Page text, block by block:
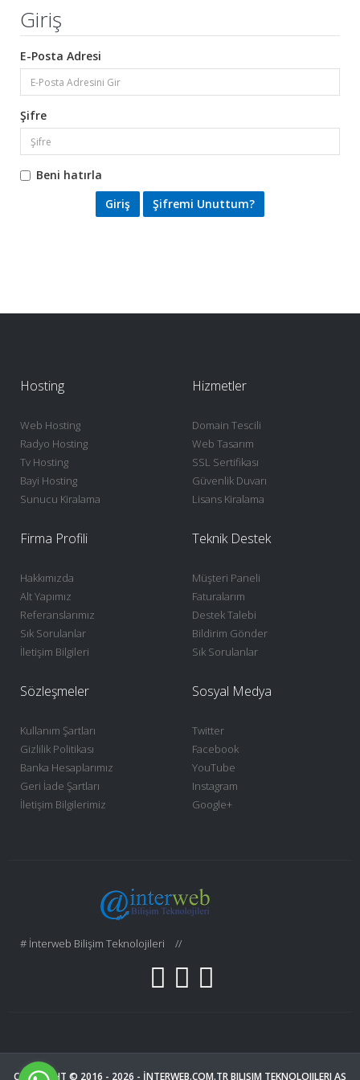
Giriş
E-Posta Adresi
Şifre
Beni hatırla
Şifremi Unuttum?
Hosting
Web Hosting
Radyo Hosting
Tv Hosting
Bayi Hosting
Sunucu Kiralama
Hizmetler
Domain Tescili
Web Tasarım
SSL Sertifikası
Güvenlik Duvarı
Lisans Kiralama
Firma Profili
Hakkımızda
Alt Yapımız
Referanslarımız
Sık Sorulanlar
İletişim Bilgileri
Teknik Destek
Müşteri Paneli
Faturalarım
Destek Talebi
Bildirim Gönder
Sık Sorulanlar
Sözleşmeler
Kullanım Şartları
Gizlilik Politikası
Banka Hesaplarımız
Geri İade Şartları
İletişim Bilgilerimiz
Sosyal Medya
Twitter
Facebook
YouTube
Instagram
Google+
# İnterweb Bilişim Teknolojileri //
COPYRIGHT © 2016 - 2026 - İNTERWEB.COM.TRBILIŞIM TEKNOLOJILERI AŞ